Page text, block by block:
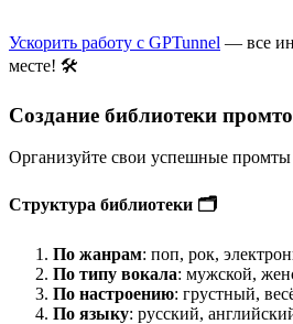
Ускорить работу с GPTunnel — все
месте! 🛠️
Создание библиотеки
Организуйте свои успешные промты
Структура библиотеки 🗂️
По жанрам: поп, рок,
По типу вокала: мужской,
По настроению: грустный,
По языку: русский,